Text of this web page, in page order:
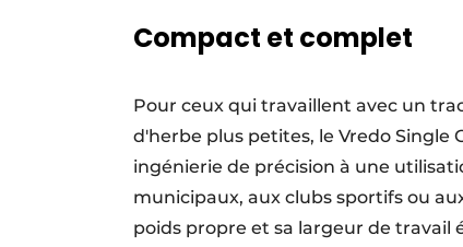
Compact et complet
Pour ceux qui travaillent avec un
d'herbe plus petites, le Vredo
ingénierie de précision à une
municipaux, aux clubs sportifs ou
poids propre et sa largeur de travail